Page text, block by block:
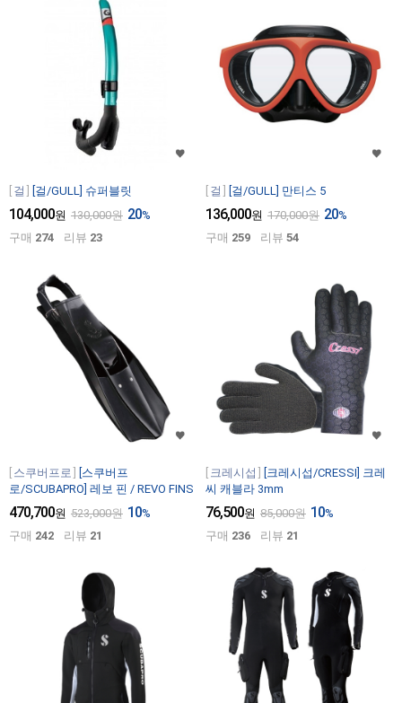
걸 [걸/GULL] 슈퍼블릿
104,000원 130,000원 20%
구매 274 리뷰 23
걸 [걸/GULL] 만티스 5
136,000원 170,000원 20%
구매 259 리뷰 54
스쿠버프로
[스쿠버프
로/SCUBAPRO] 레보 핀 / REVO FINS
470,700원 523,000원 10%
구매 242 리뷰 21
크레시섭
[크레시섭/CRESSI] 크레
씨 캐블라 3mm
76,500원 85,000원 10%
구매 236 리뷰 21